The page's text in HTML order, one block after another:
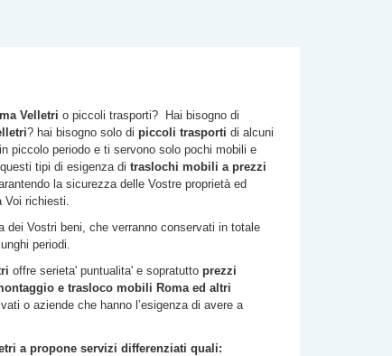
Velletri o piccoli trasporti? Hai bisogno di
? hai bisogno solo di piccoli trasporti di alcuni
piccolo periodo e ti servono solo pochi mobili e
tipi di esigenza di traslochi mobili a prezzi
la sicurezza delle Vostre proprietà ed
Voi richiesti.
dei Vostri beni, che verranno conservati in totale
periodi.
offre serieta' puntualita' e sopratutto prezzi
e trasloco mobili Roma ed altri
o aziende che hanno l’esigenza di avere a
a propone servizi differenziati quali: